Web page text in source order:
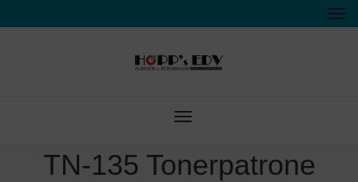
Toggle
TN-135 Tonerpatrone